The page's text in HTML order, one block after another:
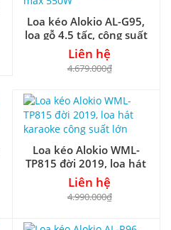
Loa kéo Alokio AL-G95,
loa gỗ 4.5 tấc, công suất
max 550W
Liên hệ
4.679.000₫
Loa kéo Alokio WML-
TP815 đời 2019, loa hát
karaoke công suất lớn
Liên hệ
4.990.000₫